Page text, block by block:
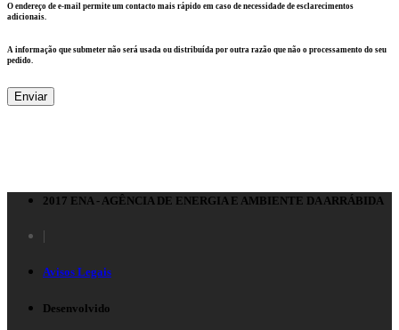
O endereço de e-mail permite um contacto mais rápido em caso de necessidade de esclarecimentos
adicionais.
A informação que submeter não será usada ou distribuída por outra razão que não o processamento do seu
pedido.
Enviar
2017 ENA - AGÊNCIA DE ENERGIA E AMBIENTE DA ARRÁBIDA
|
Avisos Legais
Desenvolvido